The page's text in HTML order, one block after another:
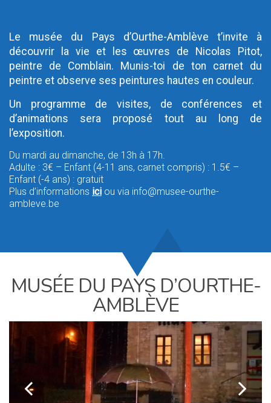
Le musée du Pays d’Ourthe-Amblève t’invite à
découvrir la vie et les œuvres de Nicolas Pitot,
peintre de Comblain. Munis-toi de ton carnet du
peintre et observe ses peintures hautes en couleur.
Un programme de visites, de conférences et
d’animations sera proposé tout au long de
l’exposition.
Du mardi au dimanche, de 13h à 17h.
Adulte : 3€ – Enfant (4-11 ans, carnet compris) : 1.5€ –
Enfant (-4 ans) : gratuit
Plus d’informations ici ou via info@musee-ourthe-
ambleve.be
MUSÉE DU PAYS D’OURTHE-
AMBLÈVE
k l